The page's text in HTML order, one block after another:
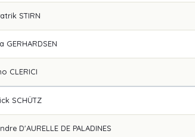
STIRN
GERHARDSEN
CLERICI
SCHÜTZ
D'AURELLE DE PALADINES